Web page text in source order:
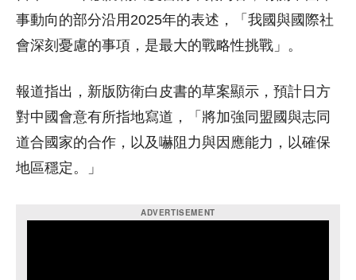
事動向的部分沿用2025年的表述，「我國與國際社
會深刻憂慮的事項，是最大的戰略性挑戰」。
報道指出，新版防衛白皮書的草案顯示，預計日方
對中國會意有所指地寫道，「將加強同盟國與志同
道合國家的合作，以及嚇阻力與因應能力，以確保
地區穩定。」